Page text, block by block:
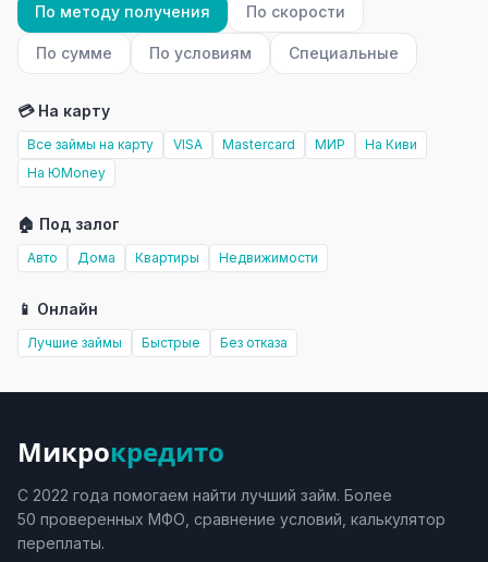
По методу получения По скорости
По сумме По условиям Специальные
💳 На карту
Все займы на карту VISA Mastercard МИР
На Киви
На ЮMoney
🏠 Под залог
Авто Дома Квартиры Недвижимости
📱 Онлайн
Лучшие займы Быстрые Без отказа
Микрокредито
С 2022 года помогаем найти лучший займ. Более
50 проверенных МФО, сравнение условий, калькулятор
переплаты.